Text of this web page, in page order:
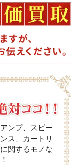
ンプ、スピー
ス、カートリ
関するモノな